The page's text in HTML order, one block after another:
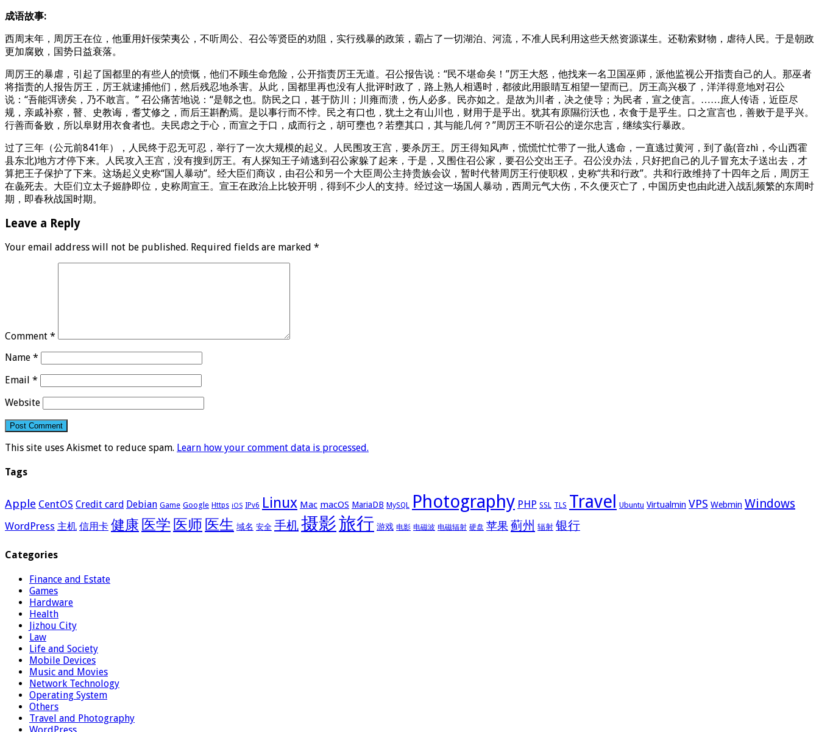
成语故事:
西周末年，周厉王在位，他重用奸佞荣夷公，不听周公、召公等贤臣的劝阻，实行残暴的政策，霸占了一切湖泊、河流，不准人民利用这些天然资源谋生。还勒索财物，虐待人民。于是朝政
更加腐败，国势日益衰落。
周厉王的暴虐，引起了国都里的有些人的愤慨，他们不顾生命危险，公开指责厉王无道。召公报告说：“民不堪命矣！”厉王大怒，他找来一名卫国巫师，派他监视公开指责自己的人。那巫者
将指责的人报告厉王，厉王就逮捕他们，然后残忍地杀害。从此，国都里再也没有人批评时政了，路上熟人相遇时，都彼此用眼睛互相望一望而已。厉王高兴极了，洋洋得意地对召公
说：“吾能弭谤矣，乃不敢言。” 召公痛苦地说：“是鄣之也。防民之口，甚于防川；川雍而溃，伤人必多。民亦如之。是故为川者，决之使导；为民者，宣之使言。……庶人传语，近臣尽
规，亲戚补察，瞽、史教诲，耆艾修之，而后王斟酌焉。是以事行而不悖。民之有口也，犹土之有山川也，财用于是乎出。犹其有原隰衍沃也，衣食于是乎生。口之宣言也，善败于是乎兴。
行善而备败，所以阜财用衣食者也。夫民虑之于心，而宣之于口，成而行之，胡可壅也？若壅其口，其与能几何？”周厉王不听召公的逆尔忠言，继续实行暴政。
过了三年（公元前841年），人民终于忍无可忍，举行了一次大规模的起义。人民围攻王宫，要杀厉王。厉王得知风声，慌慌忙忙带了一批人逃命，一直逃过黄河，到了彘(音zhì，今山西霍
县东北)地方才停下来。人民攻入王宫，没有搜到厉王。有人探知王子靖逃到召公家躲了起来，于是，又围住召公家，要召公交出王子。召公没办法，只好把自己的儿子冒充太子送出去，才
算把王子保护了下来。这场起义史称“国人暴动”。经大臣们商议，由召公和另一个大臣周公主持贵族会议，暂时代替周厉王行使职权，史称“共和行政”。共和行政维持了十四年之后，周厉王
在彘死去。大臣们立太子姬静即位，史称周宣王。宣王在政治上比较开明，得到不少人的支持。经过这一场国人暴动，西周元气大伤，不久便灭亡了，中国历史也由此进入战乱频繁的东周时
期，即春秋战国时期。
Leave a Reply
Your email address will not be published. Required fields are marked *
Comment *
Name *
Email *
Website
This site uses Akismet to reduce spam. Learn how your comment data is processed.
Tags
Apple CentOS Credit card Debian Game Google Https iOS IPv6 Linux Mac macOS MariaDB MySQL Photography PHP SSL TLS Travel Ubuntu Virtualmin VPS Webmin Windows
WordPress 主机 信用卡 健康 医学 医师 医生 域名 安全 手机摄影旅行 游戏 电影 电磁波 电磁辐射 硬盘 苹果 蓟州 辐射 银行
Categories
Finance and Estate
Games
Hardware
Health
Jizhou City
Law
Life and Society
Mobile Devices
Music and Movies
Network Technology
Operating System
Others
Travel and Photography